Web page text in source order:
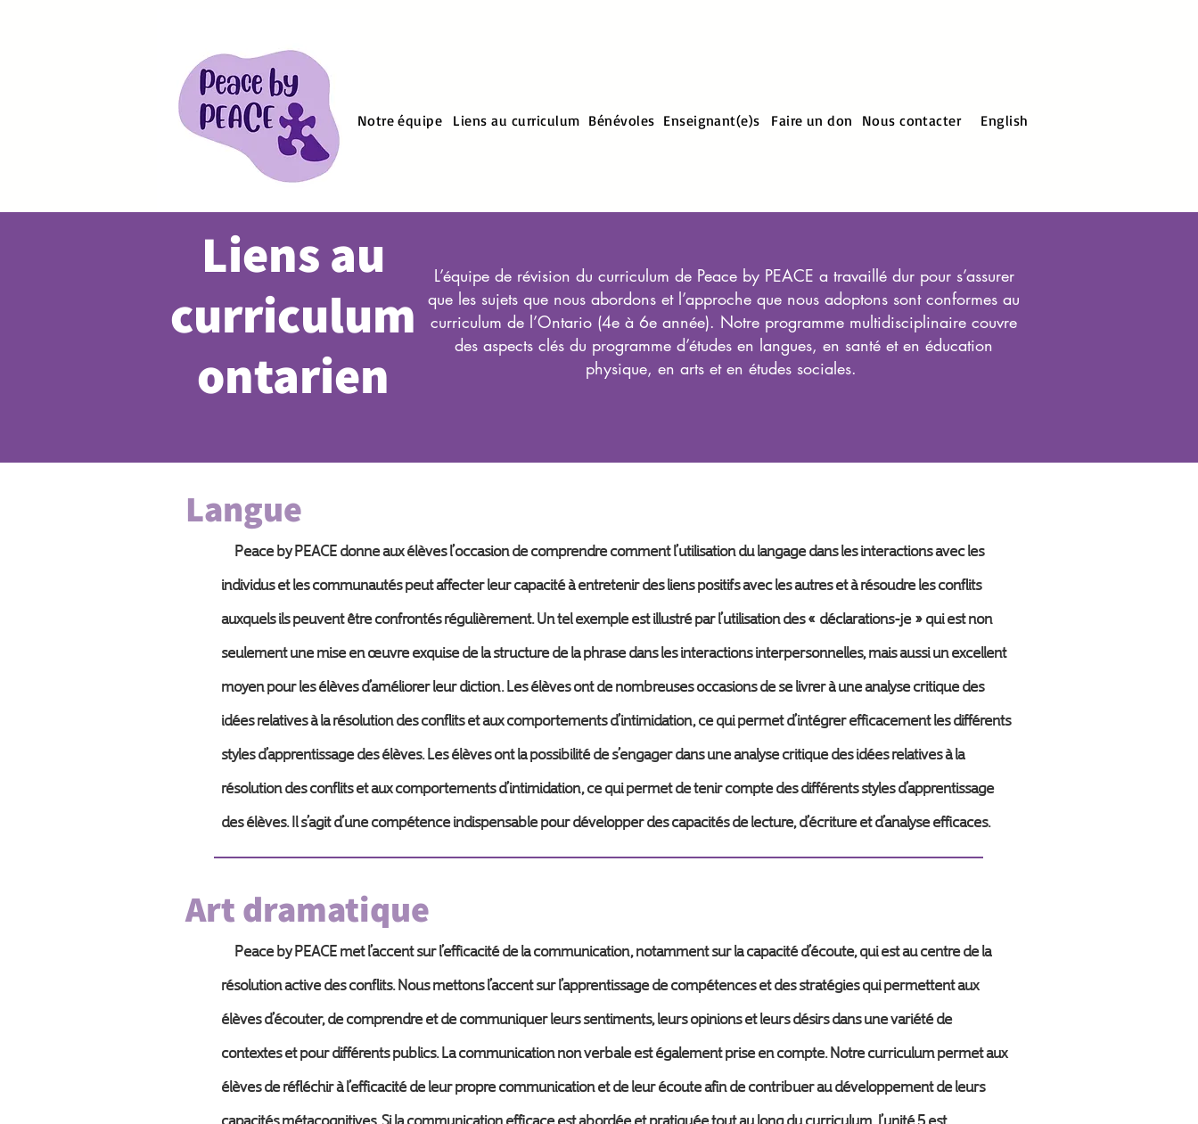
Notre équipe Liens au curriculum Bénévoles Enseignant(e)s Faire un don Nous contacter English
L’équipe de révision du curriculum de Peace by PEACE a travaillé dur pour s’assurer
que les sujets que nous abordons et l’approche que nous adoptons sont conformes au
curriculum de l’Ontario (4e à 6e année). Notre programme multidisciplinaire couvre
des aspects clés du programme d’études en langues, en santé et en éducation
physique, en arts et en études sociales.
Liens au
curriculum
ontarien
Langue
Peace by PEACE donne aux élèves l’occasion de comprendre comment l’utilisation du langage dans les interactions avec les
individus et les communautés peut affecter leur capacité à entretenir des liens positifs avec les autres et à résoudre les conflits
auxquels ils peuvent être confrontés régulièrement. Un tel exemple est illustré par l’utilisation des « déclarations-je » qui est non
seulement une mise en œuvre exquise de la structure de la phrase dans les interactions interpersonnelles, mais aussi un excellent
moyen pour les élèves d’améliorer leur diction. Les élèves ont de nombreuses occasions de se livrer à une analyse critique des
idées relatives à la résolution des conflits et aux comportements d’intimidation, ce qui permet d’intégrer efficacement les différents
styles d’apprentissage des élèves. Les élèves ont la possibilité de s’engager dans une analyse critique des idées relatives à la
résolution des conflits et aux comportements d’intimidation, ce qui permet de tenir compte des différents styles d’apprentissage
des élèves. Il s’agit d’une compétence indispensable pour développer des capacités de lecture, d’écriture et d’analyse efficaces.
Art dramatique
Peace by PEACE met l’accent sur l’efficacité de la communication, notamment sur la capacité d’écoute, qui est au centre de la
résolution active des conflits. Nous mettons l’accent sur l’apprentissage de compétences et des stratégies qui permettent aux
élèves d’écouter, de comprendre et de communiquer leurs sentiments, leurs opinions et leurs désirs dans une variété de
contextes et pour différents publics. La communication non verbale est également prise en compte. Notre curriculum permet aux
élèves de réfléchir à l’efficacité de leur propre communication et de leur écoute afin de contribuer au développement de leurs